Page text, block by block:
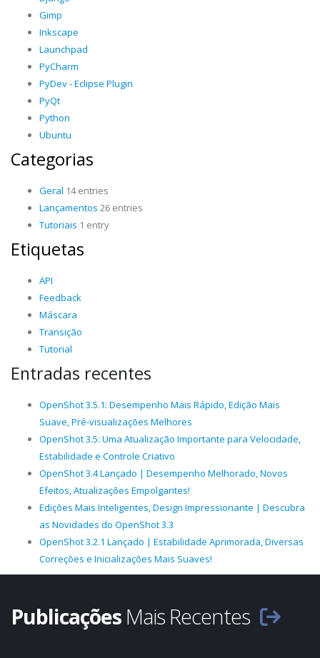
Gimp
Inkscape
Launchpad
PyCharm
PyDev - Eclipse Plugin
PyQt
Python
Ubuntu
Categorias
Geral 14 entries
Lançamentos 26 entries
Tutoriais 1 entry
Etiquetas
API
Feedback
Máscara
Transição
Tutorial
Entradas recentes
OpenShot 3.5.1: Desempenho Mais Rápido, Edição Mais
Suave, Pré-visualizações Melhores
OpenShot 3.5: Uma Atualização Importante para Velocidade,
Estabilidade e Controle Criativo
OpenShot 3.4 Lançado | Desempenho Melhorado, Novos
Efeitos, Atualizações Empolgantes!
Edições Mais Inteligentes, Design Impressionante | Descubra
as Novidades do OpenShot 3.3
OpenShot 3.2.1 Lançado | Estabilidade Aprimorada, Diversas
Correções e Inicializações Mais Suaves!
Publicações Mais Recentes